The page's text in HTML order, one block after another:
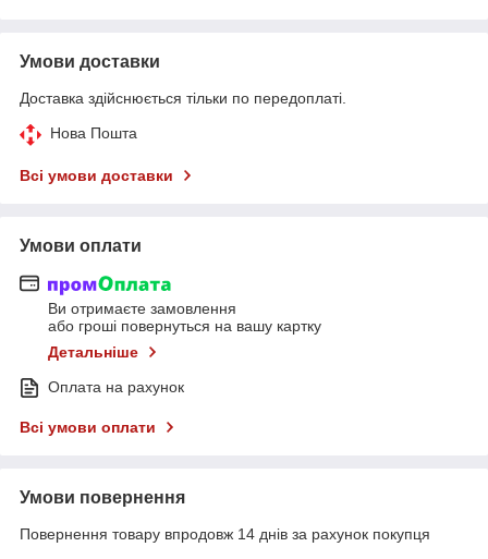
Умови доставки
Доставка здійснюється тільки по передоплаті.
Нова Пошта
Всі умови доставки
Умови оплати
Ви отримаєте замовлення
або гроші повернуться на вашу картку
Детальніше
Оплата на рахунок
Всі умови оплати
Умови повернення
Повернення товару впродовж 14 днів за рахунок покупця